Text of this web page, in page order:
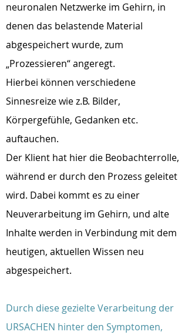
neuronalen Netzwerke im Gehirn, in
denen das belastende Material
abgespeichert wurde, zum
„Prozessieren“ angeregt.
Hierbei können verschiedene
Sinnesreize wie z.B. Bilder,
Körpergefühle, Gedanken etc.
auftauchen.
Der Klient hat hier die Beobachterrolle,
während er durch den Prozess geleitet
wird. Dabei kommt es zu einer
Neuverarbeitung im Gehirn, und alte
Inhalte werden in Verbindung mit dem
heutigen, aktuellen Wissen neu
abgespeichert.
Durch diese gezielte Verarbeitung der
URSACHEN hinter den Symptomen,